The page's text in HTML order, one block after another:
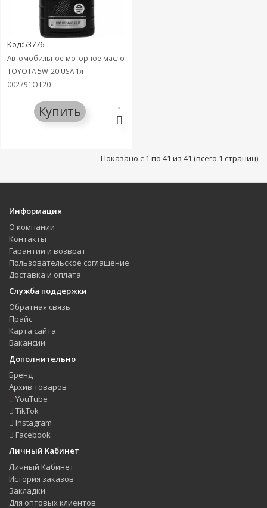
Код:53776
Автомобильное моторное масло
TOYOTA 5W-20 USA 1л
002791QT20
Купить
Показано с 1 по 41 из 41 (всего 1 страниц)
Информация
О компании
Контакты
Гарантии и возврат
Пользовательское соглашение
Доставка и оплата
Служба поддержки
Обратная связь
Прайс
Карта сайта
Вакансии
Дополнительно
Бренд
Архив товаров
YouTube
TikTok
Instagram
Facebook
Личный Кабинет
Личный Кабинет
История заказов
Закладки
Для оптовых клиентов